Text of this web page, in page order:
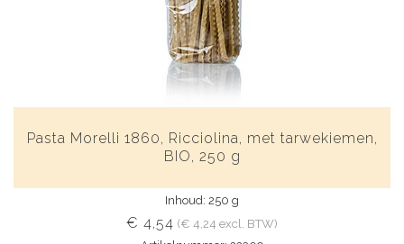
Pasta Morelli 1860, Ricciolina, met tarwekiemen,
BIO, 250 g
Inhoud: 250 g
€ 4,54 (€ 4,24 excl. BTW)